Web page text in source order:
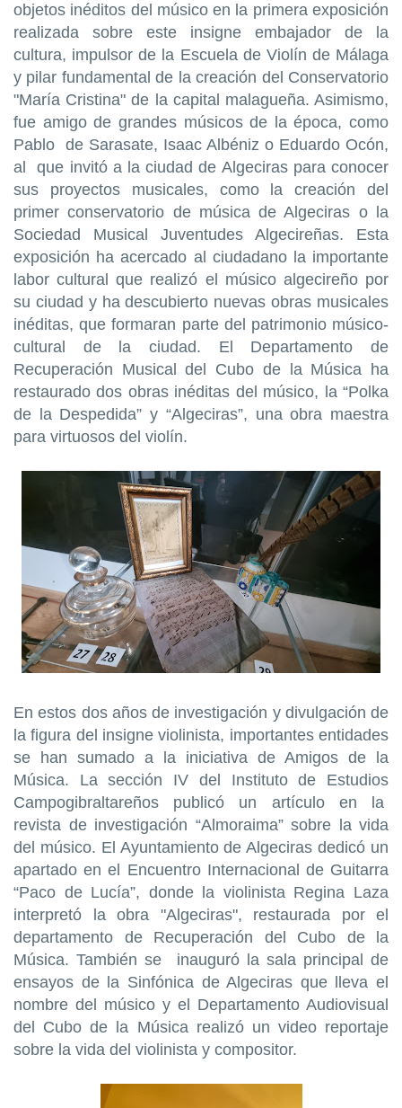
objetos inéditos del músico en la primera exposición
realizada sobre este insigne embajador de la
cultura, impulsor de la Escuela de Violín de Málaga
y pilar fundamental de la creación del Conservatorio
"María Cristina" de la capital malagueña. Asimismo,
fue amigo de grandes músicos de la época, como
Pablo de Sarasate, Isaac Albéniz o Eduardo Ocón,
al que invitó a la ciudad de Algeciras para conocer
sus proyectos musicales, como la creación del
primer conservatorio de música de Algeciras o la
Sociedad Musical Juventudes Algecireñas. Esta
exposición ha acercado al ciudadano la importante
labor cultural que realizó el músico algecireño por
su ciudad y ha descubierto nuevas obras musicales
inéditas, que formaran parte del patrimonio músico-
cultural de la ciudad. El Departamento de
Recuperación Musical del Cubo de la Música ha
restaurado dos obras inéditas del músico, la “Polka
de la Despedida” y “Algeciras”, una obra maestra
para virtuosos del violín.
En estos dos años de investigación y divulgación de
la figura del insigne violinista, importantes entidades
se han sumado a la iniciativa de Amigos de la
Música. La sección IV del Instituto de Estudios
Campogibraltareños publicó un artículo en la
revista de investigación “Almoraima” sobre la vida
del músico. El Ayuntamiento de Algeciras dedicó un
apartado en el Encuentro Internacional de Guitarra
“Paco de Lucía”, donde la violinista Regina Laza
interpretó la obra "Algeciras", restaurada por el
departamento de Recuperación del Cubo de la
Música. También se inauguró la sala principal de
ensayos de la Sinfónica de Algeciras que lleva el
nombre del músico y el Departamento Audiovisual
del Cubo de la Música realizó un video reportaje
sobre la vida del violinista y compositor.